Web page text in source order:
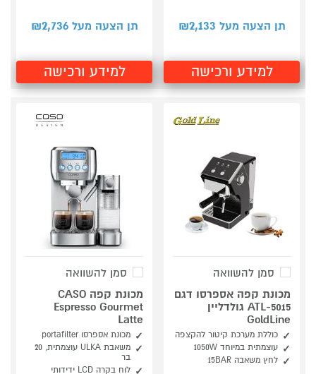
תן הצעה מעל ₪ 2,133
למידע ורכישה
תן הצעה מעל ₪ 2,736
למידע ורכישה
סמן להשוואה
מכונת קפה אספרסו דגם
ATL-5015 גולדליין
GoldLine
כוללת מערכת קיטור להקצפה
עוצמתית במיוחד 1050W
לחץ משאבה 15BAR
סמן להשוואה
מכונת קפה CASO
Espresso Gourmet
Latte
מכונת אספרסו portafilter
משאבת ULKA עוצמתית, 20
בר
לוח בקרה LCD ידידותי